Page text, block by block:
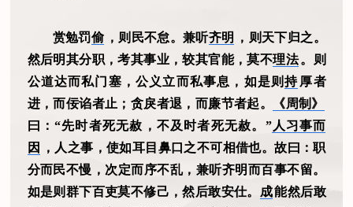
赏勉罚偷 ，则民不怠。兼听齐明
，则天下归之。
然后明其分职，考其事业，较其官能，莫不理法。则
公道达而私门塞，公义立而私事息，如是则持厚者
进，而佞谄者止；贪戾者退，而廉节者起。
《周制》
曰：“先时者死无赦，不及时者死无赦。”人习事而
因
，人之事，使如耳目鼻口之不可相借也。故曰：职
分而民不慢，次定而序不乱，兼听齐明而百事不留。
如是则群下百吏莫不修己，然后敢安仕。 成能然后敢